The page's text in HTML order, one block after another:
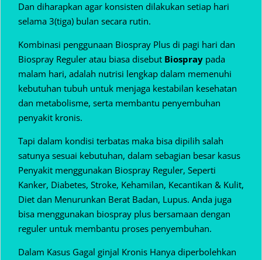
Dan diharapkan agar konsisten dilakukan setiap hari
selama 3(tiga) bulan secara rutin.
Kombinasi penggunaan Biospray Plus di pagi hari dan
Biospray Reguler atau biasa disebut Biospray pada
malam hari, adalah nutrisi lengkap dalam memenuhi
kebutuhan tubuh untuk menjaga kestabilan kesehatan
dan metabolisme, serta membantu penyembuhan
penyakit kronis.
Tapi dalam kondisi terbatas maka bisa dipilih salah
satunya sesuai kebutuhan, dalam sebagian besar kasus
Penyakit menggunakan Biospray Reguler, Seperti
Kanker, Diabetes, Stroke, Kehamilan, Kecantikan & Kulit,
Diet dan Menurunkan Berat Badan, Lupus. Anda juga
bisa menggunakan biospray plus bersamaan dengan
reguler untuk membantu proses penyembuhan.
Dalam Kasus Gagal ginjal Kronis Hanya diperbolehkan